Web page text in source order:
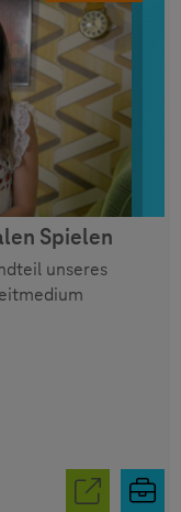
Spielen
unseres